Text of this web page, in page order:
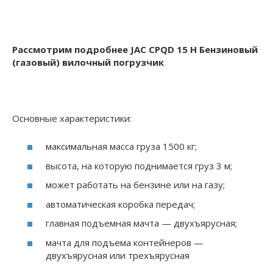
Рассмотрим подробнее JAC CPQD 15 H Бензиновый
(газовый) вилочный погрузчик
Основные характеристики:
максимальная масса груза 1500 кг;
высота, на которую поднимается груз 3 м;
может работать на бензине или на газу;
автоматическая коробка передач;
главная подъемная мачта — двухъярусная;
мачта для подъема контейнеров —
двухъярусная или трехъярусная